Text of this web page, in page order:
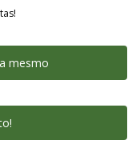
mesmo